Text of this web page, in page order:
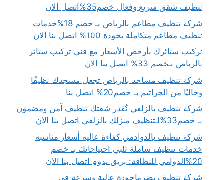
تنظيف شقق سريع وفعال خصم35%اتصل الان
شركة تنظيف مطاعم بالرياض بـ خصم 18%خدمات
تنظيف مطاعم متكاملة بجودة 100% اتصل بنا الان
تركيب ستائرك بأرخص الأسعار مع فني تركيب ستائر
بالرياض بـخصم 33% اتصل بنا الان
شركة تنظيف مساجد بالرياض تجعل مسجدك نظيفًا
وخاليًا من الجراثيم بـ خصم20% اتصل بنا
شركة تنظيف بالزلفي نُقدر شقتك تنظيف آمن ومضمون
بـ خصم33%لـتنظيف منزلك بالزلفي اتصل بنا الان
شركة تنظيف بالدوادمي كفاءة عالية أسعار مناسبة
خدمات تنظيف شاملة تلبي احتياجاتك بـ خصم
20%الدوامي للنظافة: بريق يدوم اتصل بنا الان
شركة تنظيف بضرماجودة عالية وسرعة في